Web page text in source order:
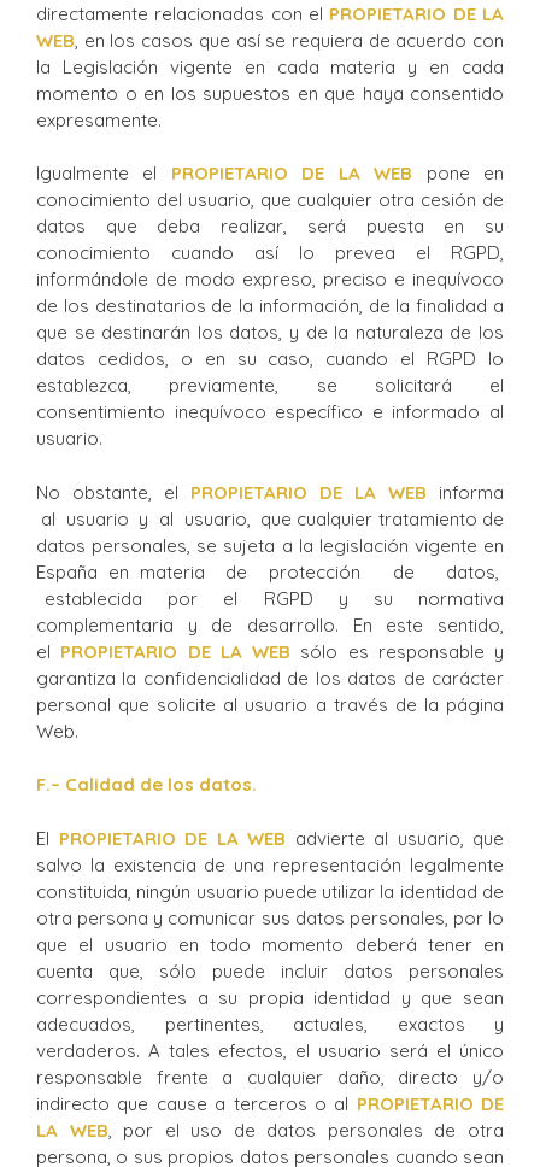
directamente relacionadas con el PROPIETARIO DE LA
WEB , en los casos que así se requiera de acuerdo con
la Legislación vigente en cada materia y en cada
momento o en los supuestos en que haya consentido
expresamente.
Igualmente el PROPIETARIO DE LA WEB pone en
conocimiento del usuario, que cualquier otra cesión de
datos que deba realizar, será puesta en su
conocimiento cuando así lo prevea el RGPD,
informándole de modo expreso, preciso e inequívoco
de los destinatarios de la información, de la finalidad a
que se destinarán los datos, y de la naturaleza de los
datos cedidos, o en su caso, cuando el RGPD lo
establezca, previamente, se solicitará el
consentimiento inequívoco específico e informado al
usuario.
No obstante, el PROPIETARIO DE LA WEB informa
al usuario y al usuario, que cualquier tratamiento de
datos personales, se sujeta a la legislación vigente en
España en materia de protección de datos,
establecida por el RGPD y su normativa
complementaria y de desarrollo. En este sentido,
el PROPIETARIO DE LA WEB sólo es responsable y
garantiza la confidencialidad de los datos de carácter
personal que solicite al usuario a través de la página
Web.
F.– Calidad de los datos.
El PROPIETARIO DE LA WEB advierte al usuario, que
salvo la existencia de una representación legalmente
constituida, ningún usuario puede utilizar la identidad de
otra persona y comunicar sus datos personales, por lo
que el usuario en todo momento deberá tener en
cuenta que, sólo puede incluir datos personales
correspondientes a su propia identidad y que sean
adecuados, pertinentes, actuales, exactos y
verdaderos. A tales efectos, el usuario será el único
responsable frente a cualquier daño, directo y/o
indirecto que cause a terceros o al PROPIETARIO DE
LA WEB , por el uso de datos personales de otra
persona, o sus propios datos personales cuando sean